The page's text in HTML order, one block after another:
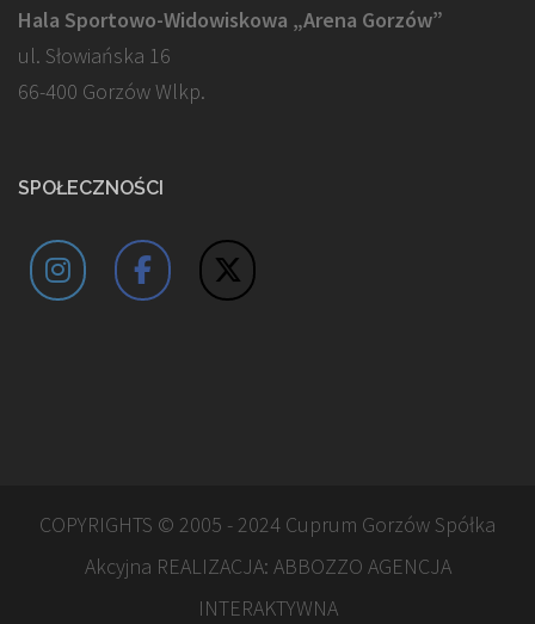
Hala Sportowo-Widowiskowa „Arena Gorzów”
ul. Słowiańska 16
66-400 Gorzów Wlkp.
SPOŁECZNOŚCI
COPYRIGHTS © 2005 - 2024 Cuprum Gorzów Spółka
Akcyjna REALIZACJA: ABBOZZO AGENCJA
INTERAKTYWNA